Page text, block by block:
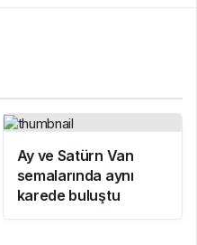
Ay ve Satürn Van
semalarında aynı
karede buluştu